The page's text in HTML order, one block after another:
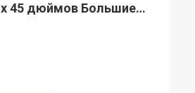
х 45 дюймов Большие